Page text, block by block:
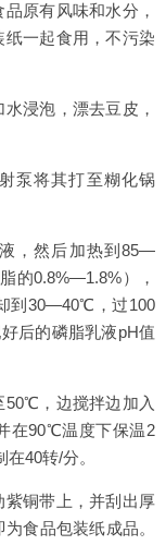
原有风味和水分，
一起食用，不污染
浸泡，漂去豆皮，
泵将其打至糊化锅
，然后加热到85—
的0.8%—1.8%），
到30—40℃，过100
后的磷脂乳液pH值
50℃，边搅拌边加入
在90℃温度下保温2
40转/分。
铜带上，并刮出厚
食品包装纸成品。